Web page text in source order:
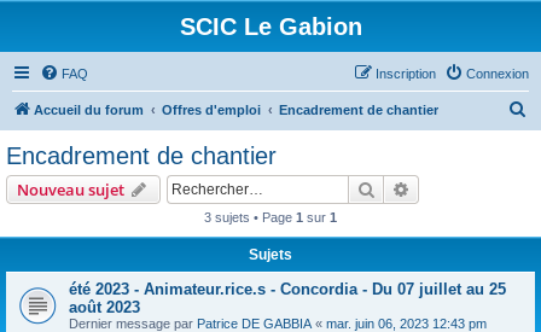
SCIC Le Gabion
FAQ Connexion
Inscription
Accueil du forum Offres d'emploi Encadrement de chantier
Encadrement de chantier
Nouveau sujet Rechercher
3 sujets • Page 1 sur 1
Sujets
été 2023 - Animateur.rice.s - Concordia - Du 07 juillet au 25
août 2023
Dernier message par Patrice DE GABBIA « mar. juin 06, 2023 12:43 pm